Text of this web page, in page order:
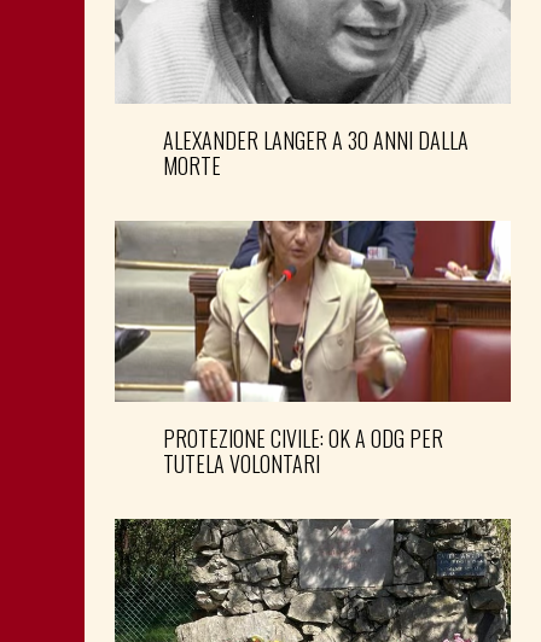
ALEXANDER LANGER A 30 ANNI DALLA
MORTE
PROTEZIONE CIVILE: OK A ODG PER
TUTELA VOLONTARI